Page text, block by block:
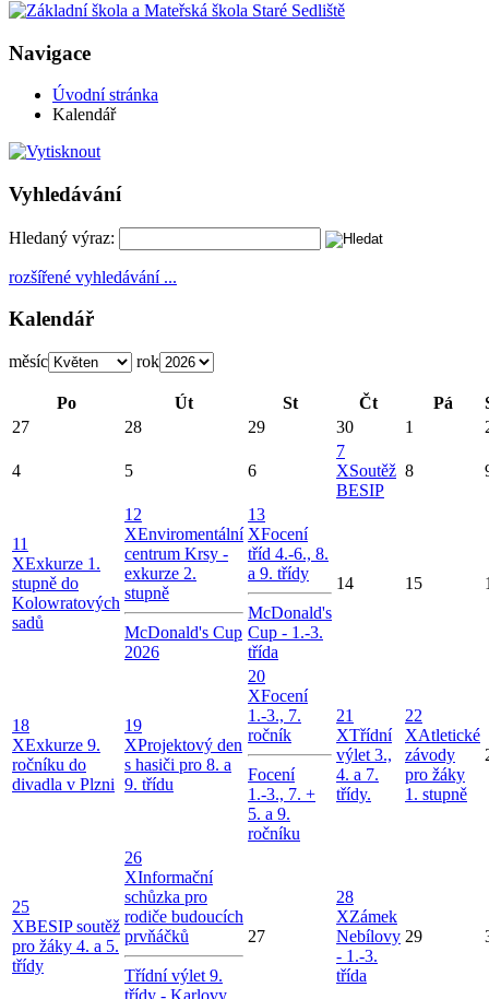
Navigace
Úvodní stránka
Kalendář
Vyhledávání
Hledaný výraz:
rozšířené vyhledávání ...
Kalendář
měsíc rok
Po Út St Čt Pá
27
28 29 30 1
4 5 6
7
XSoutěž
BESIP
8
11
XExkurze 1.
stupně do
Kolowratových
sadů
12
XEnviromentální
centrum Krsy -
exkurze 2.
stupně
McDonald's Cup
2026
13
XFocení
tříd 4.-6., 8.
a 9. třídy
McDonald's
Cup - 1.-3.
třída
14 15
18
XExkurze 9.
ročníku do
divadla v Plzni
19
XProjektový den
s hasiči pro 8. a
9. třídu
20
XFocení
1.-3., 7.
ročník
Focení
1.-3., 7. +
5. a 9.
ročníku
21
XTřídní
výlet 3.,
4. a 7.
třídy.
22
XAtletické
závody
pro žáky
1. stupně
25
XBESIP soutěž
pro žáky 4. a 5.
třídy
26
XInformační
schůzka pro
rodiče budoucích
prvňáčků
Třídní výlet 9.
27
28
XZámek
Nebílovy
- 1.-3.
třída
29